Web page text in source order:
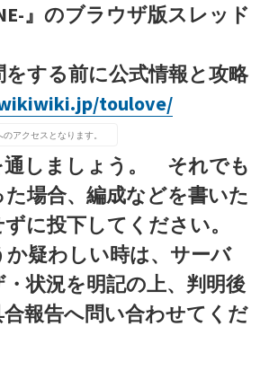
』のブラウザ版スレッド
する前に公式情報と攻略
toulove/
アクセスとなります。
しましょう。
それでも
場合、編成などを書いた
に投下してください。
疑わしい時は、サーバ
状況を明記の上、判明後
報告へ問い合わせてくだ